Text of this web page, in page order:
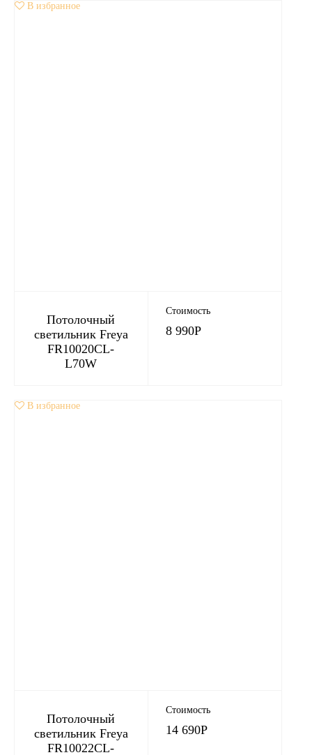
В избранное
Потолочный
светильник Freya
FR10020CL-
L70W
Стоимость
8 990Р
В избранное
Потолочный
светильник Freya
FR10022CL-
Стоимость
14 690Р